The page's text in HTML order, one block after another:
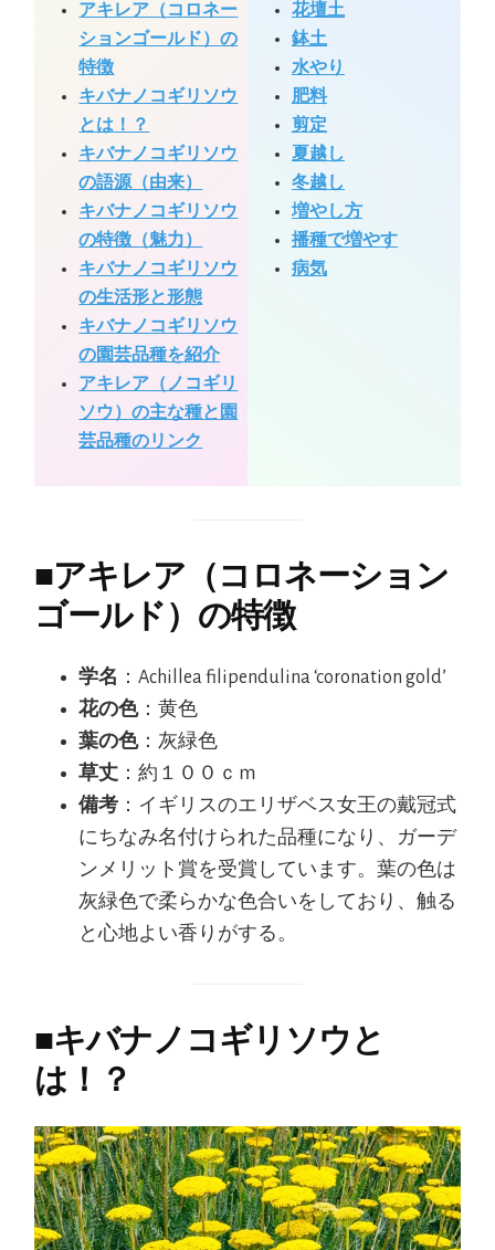
アキレア（コロネー
ションゴールド）の
特徴
キバナノコギリソウ
とは！？
キバナノコギリソウ
の語源（由来）
キバナノコギリソウ
の特徴（魅力）
キバナノコギリソウ
の生活形と形態
キバナノコギリソウ
の園芸品種を紹介
アキレア（ノコギリ
ソウ）の主な種と園
芸品種のリンク
花壇土
鉢土
水やり
肥料
剪定
夏越し
冬越し
増やし方
播種で増やす
病気
■アキレア（コロネーション
ゴールド）の特徴
学名 ：Achillea filipendulina ‘coronation gold’
花の色：黄色
葉の色：灰緑色
草丈 ：約１００ｃｍ
備考 ：イギリスのエリザベス女王の戴冠式
にちなみ名付けられた品種になり、ガーデ
ンメリット賞を受賞しています。葉の色は
灰緑色で柔らかな色合いをしており、触る
と心地よい香りがする。
■キバナノコギリソウと
は！？